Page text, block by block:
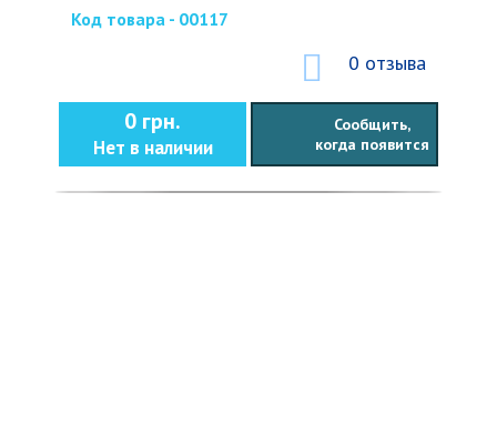
Код товара - 00117
0 отзыва
0 грн.
Нет в наличии
Сообщить,
когда появится